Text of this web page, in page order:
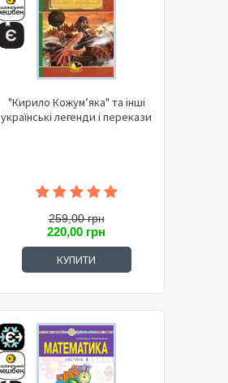
"Кирило Кожум’яка" та інші
українські легенди і перекази
259,00 грн
220,00 грн
КУПИТИ